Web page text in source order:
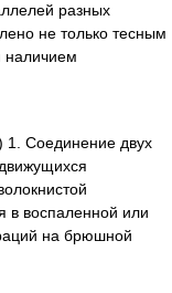
разных
не только тесным
наличием
Соединение двух
в воспаленной или
на брюшной